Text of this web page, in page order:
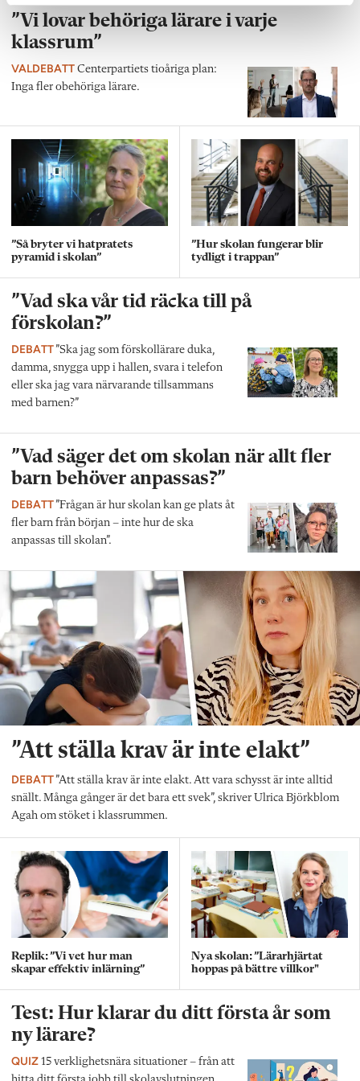
”Vi lovar behöriga lärare i varje
klassrum”
VALDEBATT Centerpartiets tioåriga plan:
Inga fler obehöriga lärare.
”Så bryter vi hatpratets
pyramid i skolan”
”Hur skolan fungerar blir
tydligt i trappan”
”Vad ska vår tid räcka till på
förskolan?”
DEBATT”Ska jag som förskollärare duka,
damma, snygga upp i hallen, svara i telefon
eller ska jag vara närvarande tillsammans
med barnen?”
”Vad säger det om skolan när allt fler
barn behöver anpassas?”
DEBATT”Frågan är hur skolan kan ge plats åt
fler barn från början – inte hur de ska
anpassas till skolan”.
”Att ställa krav är inte elakt”
DEBATT”Att ställa krav är inte elakt. Att vara schysst är inte alltid
snällt. Många gånger är det bara ett svek”, skriver Ulrica Björkblom
Agah om stöket i klassrummen.
Replik: ”Vi vet hur man
skapar effektiv inlärning”
Nya skolan: ”Lärarhjärtat
hoppas på bättre villkor"
Test: Hur klarar du ditt första år som
ny lärare?
QUIZ 15 verklighetsnära situationer – från att